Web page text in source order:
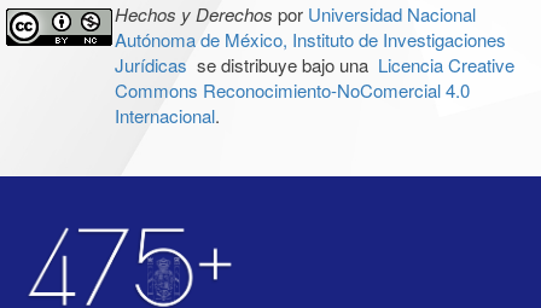
Hechos y Derechos por Universidad Nacional
Autónoma de México, Instituto de Investigaciones
Jurídicas se distribuye bajo una Licencia Creative
Commons Reconocimiento-NoComercial 4.0
Internacional.